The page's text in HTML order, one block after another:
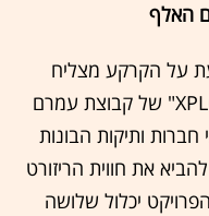
האלף
על הקרקע מצליח
לייצר עניין יוצא דופן: פרויקט "XPLORE" של קבוצת עמרם
ותיקות הבונות
את חווית הריזורט
יכלול שלושה